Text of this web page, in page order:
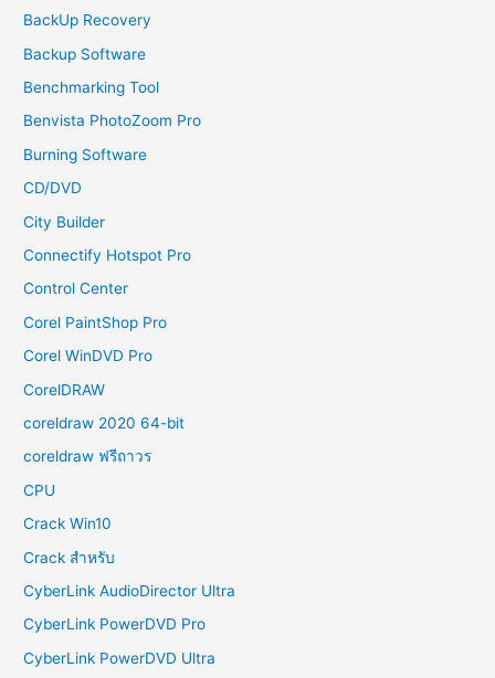
BackUp Recovery
Backup Software
Benchmarking Tool
Benvista PhotoZoom Pro
Burning Software
CD/DVD
City Builder
Connectify Hotspot Pro
Control Center
Corel PaintShop Pro
Corel WinDVD Pro
CorelDRAW
coreldraw 2020 64-bit
coreldraw ฟรีถาวร
CPU
Crack Win10
Crack สำหรับ
CyberLink AudioDirector Ultra
CyberLink PowerDVD Pro
CyberLink PowerDVD Ultra